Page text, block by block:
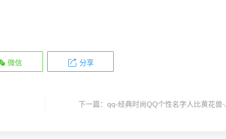
微信 分享
下一篇： qq-经典时尚QQ个性名字人比黄花兽╮